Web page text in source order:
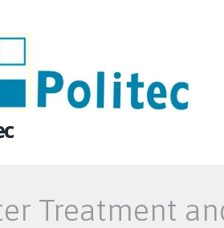
Treatment